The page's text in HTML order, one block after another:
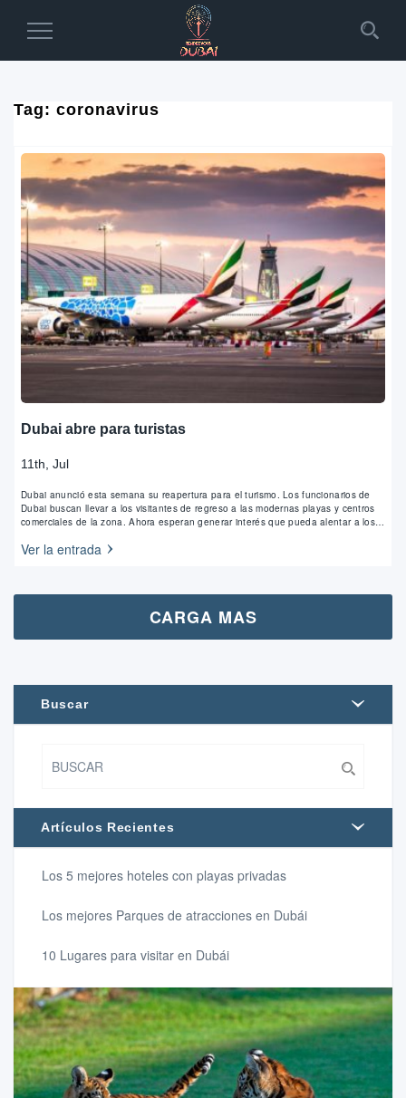
Toggle
Tag: coronavirus
Dubai abre para turistas
11th, Jul
Dubai anunció esta semana su reapertura para el turismo. Los funcionarios de
Dubai buscan llevar a los visitantes de regreso a las modernas playas y centros
comerciales de la zona. Ahora esperan generar interés que pueda alentar a los
Ver la entrada
CARGA MAS
Buscar
Artículos Recientes
Los 5 mejores hoteles con playas privadas
Los mejores Parques de atracciones en Dubái
10 Lugares para visitar en Dubái